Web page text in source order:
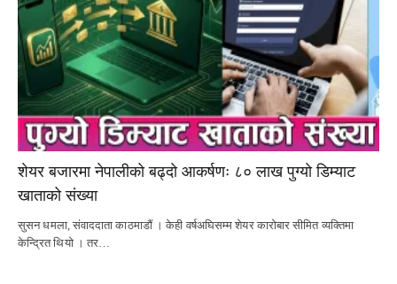
शेयर बजारमा नेपालीको बढ्दो आकर्षणः ८० लाख पुग्यो डिम्याट
खाताको संख्या
सुसन धमला, संवाददाता काठमाडौं । केही वर्षअघिसम्म शेयर कारोबार सीमित व्यक्तिमा
केन्द्रित थियो । तर…